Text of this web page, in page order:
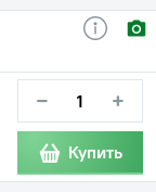
− +
Купить